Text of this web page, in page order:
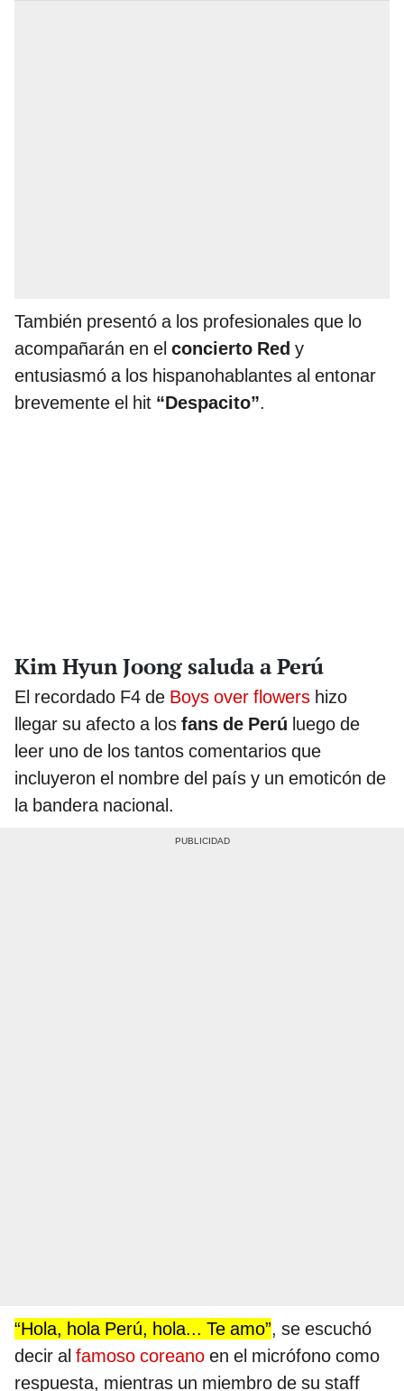
También presentó a los profesionales que lo
acompañarán en el concierto Red y
entusiasmó a los hispanohablantes al entonar
brevemente el hit “Despacito”.
Kim Hyun Joong saluda a Perú
El recordado F4 de Boys over flowers hizo
llegar su afecto a los fans de Perú luego de
leer uno de los tantos comentarios que
incluyeron el nombre del país y un emoticón de
la bandera nacional.
“Hola, hola Perú, hola... Te amo”, se escuchó
decir al famoso coreano en el micrófono como
respuesta, mientras un miembro de su staff